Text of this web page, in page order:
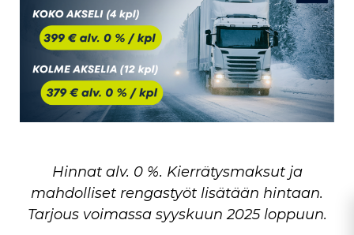
Hinnat alv. 0 %. Kierrätysmaksut ja
mahdolliset rengastyöt lisätään hintaan.
Tarjous voimassa syyskuun 2025 loppuun.